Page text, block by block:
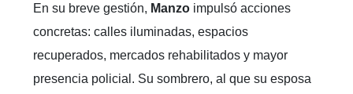
En su breve gestión, Manzo impulsó acciones
concretas: calles iluminadas, espacios
recuperados, mercados rehabilitados y mayor
presencia policial. Su sombrero, al que su esposa